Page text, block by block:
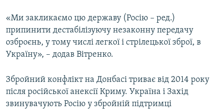
«Ми закликаємо цю державу (Росію – ред.)
припинити дестабілізуючу незаконну передачу
озброєнь, у тому числі легкої і стрілецької зброї, в
Україну», – додав Вітренко.
Збройний конфлікт на Донбасі триває від 2014 року
після російської анексії Криму. Україна і Захід
звинувачують Росію у збройній підтримці